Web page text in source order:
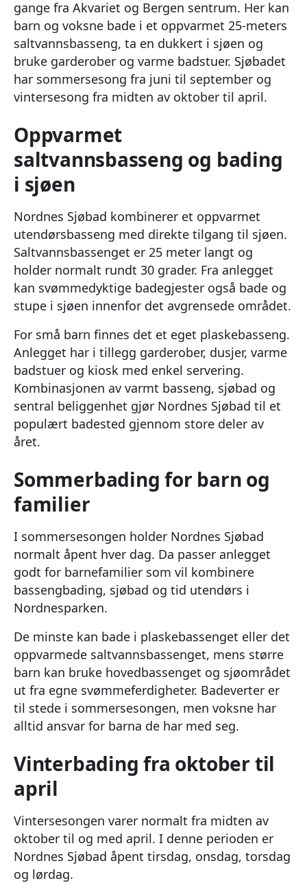
gange fra Akvariet og Bergen sentrum. Her kan
barn og voksne bade i et oppvarmet 25-meters
saltvannsbasseng, ta en dukkert i sjøen og
bruke garderober og varme badstuer. Sjøbadet
har sommersesong fra juni til september og
vintersesong fra midten av oktober til april.
Oppvarmet
saltvannsbasseng og bading
i sjøen
Nordnes Sjøbad kombinerer et oppvarmet
utendørsbasseng med direkte tilgang til sjøen.
Saltvannsbassenget er 25 meter langt og
holder normalt rundt 30 grader. Fra anlegget
kan svømmedyktige badegjester også bade og
stupe i sjøen innenfor det avgrensede området.
For små barn finnes det et eget plaskebasseng.
Anlegget har i tillegg garderober, dusjer, varme
badstuer og kiosk med enkel servering.
Kombinasjonen av varmt basseng, sjøbad og
sentral beliggenhet gjør Nordnes Sjøbad til et
populært badested gjennom store deler av
året.
Sommerbading for barn og
familier
I sommersesongen holder Nordnes Sjøbad
normalt åpent hver dag. Da passer anlegget
godt for barnefamilier som vil kombinere
bassengbading, sjøbad og tid utendørs i
Nordnesparken.
De minste kan bade i plaskebassenget eller det
oppvarmede saltvannsbassenget, mens større
barn kan bruke hovedbassenget og sjøområdet
ut fra egne svømmeferdigheter. Badeverter er
til stede i sommersesongen, men voksne har
alltid ansvar for barna de har med seg.
Vinterbading fra oktober til
april
Vintersesongen varer normalt fra midten av
oktober til og med april. I denne perioden er
Nordnes Sjøbad åpent tirsdag, onsdag, torsdag
og lørdag.